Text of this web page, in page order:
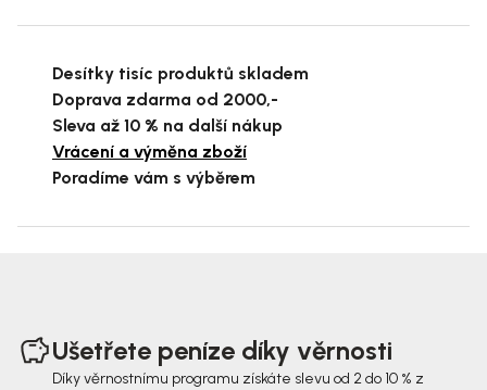
Desítky tisíc produktů skladem
Doprava zdarma od 2000,-
Sleva až 10 % na další nákup
Vrácení a výměna zboží
Poradíme vám s výběrem
Ušetřete peníze díky věrnosti
Díky věrnostnímu programu získáte slevu od 2 do 10 % z